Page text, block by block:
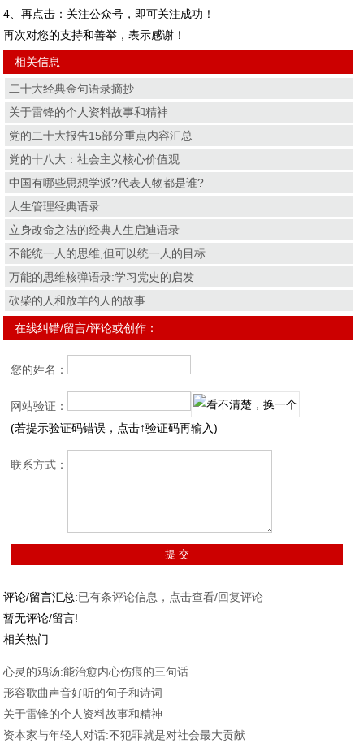
4、再点击：关注公众号，即可关注成功！
再次对您的支持和善举，表示感谢！
相关信息
二十大经典金句语录摘抄
关于雷锋的个人资料故事和精神
党的二十大报告15部分重点内容汇总
党的十八大：社会主义核心价值观
中国有哪些思想学派?代表人物都是谁?
人生管理经典语录
立身改命之法的经典人生启迪语录
不能统一人的思维,但可以统一人的目标
万能的思维核弹语录:学习党史的启发
砍柴的人和放羊的人的故事
在线纠错/留言/评论或创作：
您的姓名：
网站验证：
(若提示验证码错误，点击↑验证码再输入)
联系方式：
评论/留言汇总:已有条评论信息，点击查看/回复评论
暂无评论/留言!
相关热门
心灵的鸡汤:能治愈内心伤痕的三句话
形容歌曲声音好听的句子和诗词
关于雷锋的个人资料故事和精神
资本家与年轻人对话:不犯罪就是对社会最大贡献